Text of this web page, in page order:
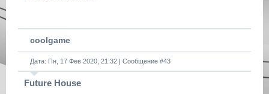
coolgame
Дата: Пн, 17 Фев 2020, 21:32 | Сообщение #43
Future House